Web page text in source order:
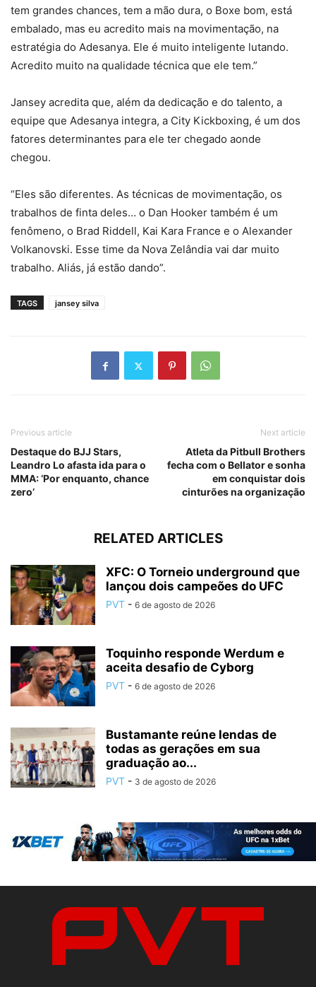
tem grandes chances, tem a mão dura, o Boxe bom, está
embalado, mas eu acredito mais na movimentação, na
estratégia do Adesanya. Ele é muito inteligente lutando.
Acredito muito na qualidade técnica que ele tem.”
Jansey acredita que, além da dedicação e do talento, a
equipe que Adesanya integra, a City Kickboxing, é um dos
fatores determinantes para ele ter chegado aonde
chegou.
“Eles são diferentes. As técnicas de movimentação, os
trabalhos de finta deles… o Dan Hooker também é um
fenômeno, o Brad Riddell, Kai Kara France e o Alexander
Volkanovski. Esse time da Nova Zelândia vai dar muito
trabalho. Aliás, já estão dando”.
TAGS jansey silva
Previous article
Destaque do BJJ Stars,
Leandro Lo afasta ida para o
MMA: ‘Por enquanto, chance
zero’
Next article
Atleta da Pitbull Brothers
fecha com o Bellator e sonha
em conquistar dois
cinturões na organização
RELATED ARTICLES
XFC: O Torneio underground que
lançou dois campeões do UFC
PVT - 6 de agosto de 2026
Toquinho responde Werdum e
aceita desafio de Cyborg
PVT - 6 de agosto de 2026
Bustamante reúne lendas de
todas as gerações em sua
graduação ao...
PVT - 3 de agosto de 2026